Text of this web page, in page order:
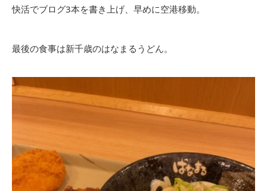
快活でブログ3本を書き上げ、早めに空港移動。
最後の食事は新千歳のはなまるうどん。